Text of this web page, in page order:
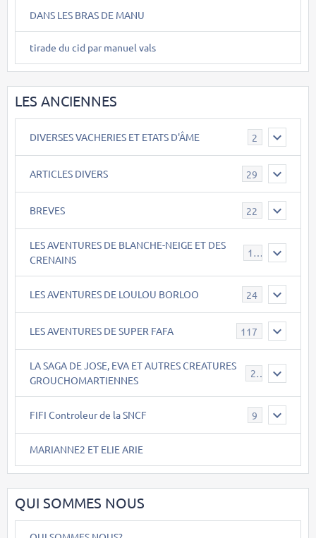
DANS LES BRAS DE MANU
tirade du cid par manuel vals
LES ANCIENNES
DIVERSES VACHERIES ET ETATS D'ÂME 2
ARTICLES DIVERS 29
BREVES 22
LES AVENTURES DE BLANCHE-NEIGE ET DES
CRENAINS
17
LES AVENTURES DE LOULOU BORLOO 24
LES AVENTURES DE SUPER FAFA 117
LA SAGA DE JOSE, EVA ET AUTRES CREATURES
GROUCHOMARTIENNES
26
FIFI Controleur de la SNCF 9
MARIANNE2 ET ELIE ARIE
QUI SOMMES NOUS